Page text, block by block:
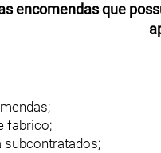
encomendas que
fabrico;
subcontratados;